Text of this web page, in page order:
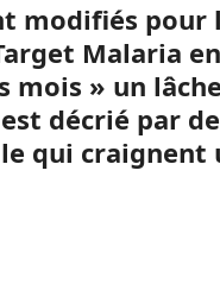
modifiés
Malaria
mois » un
décrié par
qui craignent